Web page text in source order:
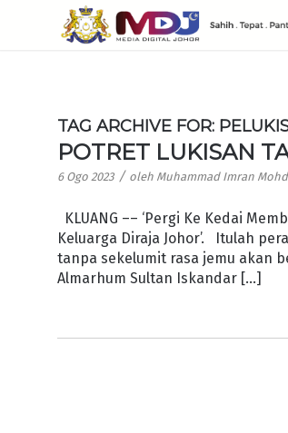
TAG ARCHIVE FOR:
POTRET LUKISAN
6 Ogo 2023 / oleh Muhammad Imran
KLUANG –– ‘Pergi Ke Kedai
Keluarga Diraja Johor’. Itulah
tanpa sekelumit rasa jemu akan
Almarhum Sultan Iskandar […]